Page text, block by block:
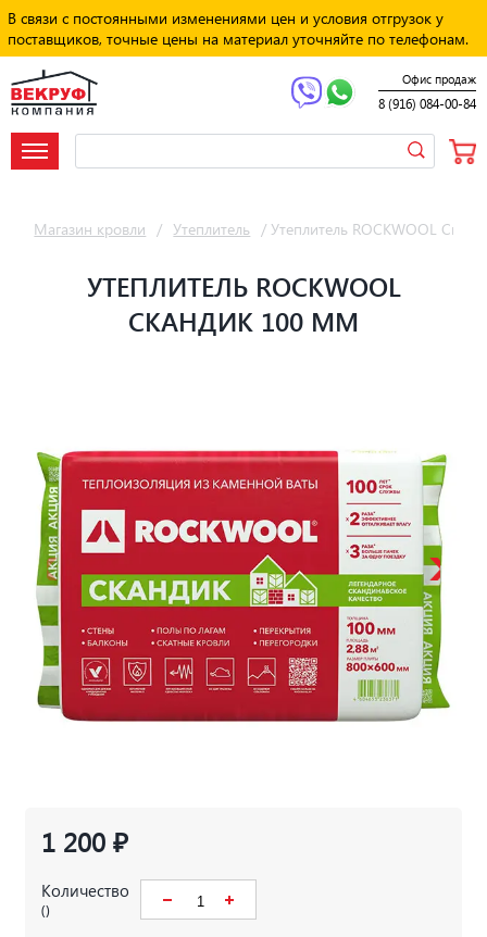
В связи с постоянными изменениями цен и условия отгрузок у
поставщиков, точные цены на материал уточняйте по телефонам.
Офис продаж
8 (916) 084-00-84
Магазин кровли / Утеплитель / Утеплитель ROCKWOOL
УТЕПЛИТЕЛЬ ROCKWOOL
СКАНДИК 100 ММ
1 200 ₽
Количество
()